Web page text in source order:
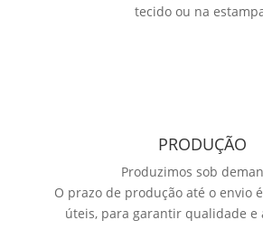
tecido ou na
PRODUÇÃO
Produzimos sob
O prazo de produção até o envio
úteis, para garantir qualidade e